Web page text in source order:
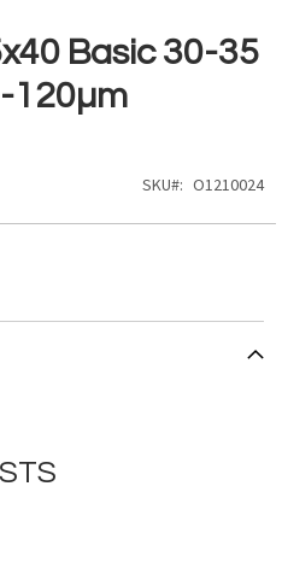
Basic 30-35
120µm
SKU O1210024